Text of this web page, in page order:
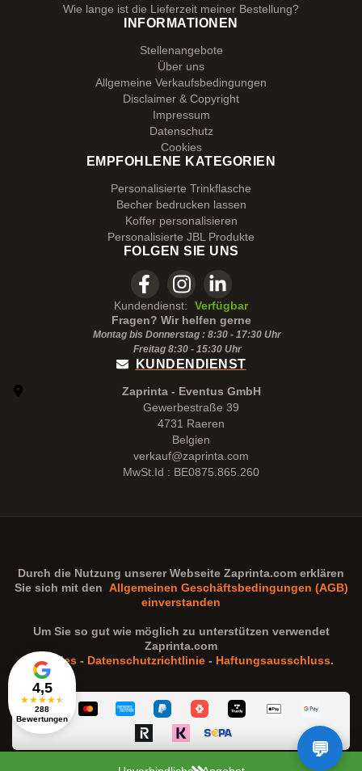
4,5
★★★★★
288
Bewertungen
Wie lange ist die Lieferzeit meiner Bestellung?
INFORMATIONEN
Stellenangebote
Über uns
Allgemeine Verkaufsbedingungen
Disclaimer & Copyright
Impressum
Datenschutz
Cookies
EMPFOHLENE KATEGORIEN
Personalisierte Trinkflasche
Becher bedrucken lassen
Koffer personalisieren
Personalisierte JBL Produkte
FOLGEN SIE UNS
Kundendienst:
Verfügbar
Fragen? Wir helfen gerne
Montag bis Donnerstag : 8:30 - 17:30 Uhr
Freitag 8:30 - 15:30Uhr
KUNDENDIENST
Zaprinta - Eventus GmbH
Gewerbestraße 39
4731 Raeren
Belgien
verkauf@zaprinta.com
MwSt.Id : BE0875.865.260
Durch die Nutzung unserer Webseite Zaprinta.com erklären
Sie sich mit den Allgemeinen Geschäftsbedingungen (AGB)
einverstanden
Um Sie so gut wie möglich zu unterstützen verwendet
Zaprinta.com
Cookies - Datenschutzrichtlinie - Haftungsausschluss.